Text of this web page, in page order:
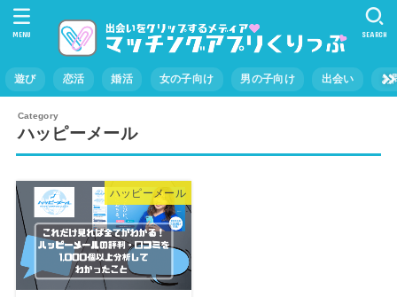
遊び 恋活 婚活 女の子向け 男の子向け 出会い お
SEARCH
MENU
ハッピーメール
ハッピーメール